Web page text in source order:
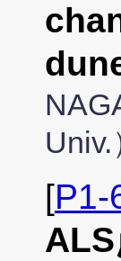
Univ.
[P1-
ALS